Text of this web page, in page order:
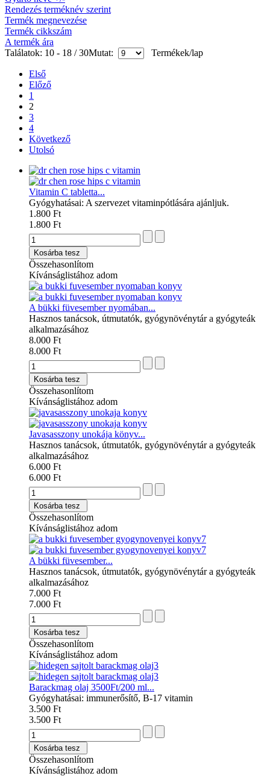
Rendezés terméknév szerint
Termék megnevezése
Termék cikkszám
A termék ára
Találatok: 10 - 18 / 30Mutat: Termékek/lap
Első
Előző
1
2
3
4
Következő
Utolsó
Vitamin C tabletta...
Gyógyhatásai: A szervezet vitaminpótlására ajánljuk.
1.800 Ft
1.800 Ft
Kosárba tesz
Összehasonlítom
Kívánságlistához adom
A bükki füvesember nyomában...
Hasznos tanácsok, útmutatók, gyógynövénytár a gyógyteák
alkalmazásához
8.000 Ft
8.000 Ft
Kosárba tesz
Összehasonlítom
Kívánságlistához adom
Javasasszony unokája könyv...
Hasznos tanácsok, útmutatók, gyógynövénytár a gyógyteák
alkalmazásához
6.000 Ft
6.000 Ft
Kosárba tesz
Összehasonlítom
Kívánságlistához adom
A bükki füvesember...
Hasznos tanácsok, útmutatók, gyógynövénytár a gyógyteák
alkalmazásához
7.000 Ft
7.000 Ft
Kosárba tesz
Összehasonlítom
Kívánságlistához adom
Barackmag olaj 3500Ft/200 ml...
Gyógyhatásai: immunerősítő, B-17 vitamin
3.500 Ft
3.500 Ft
Kosárba tesz
Összehasonlítom
Kívánságlistához adom